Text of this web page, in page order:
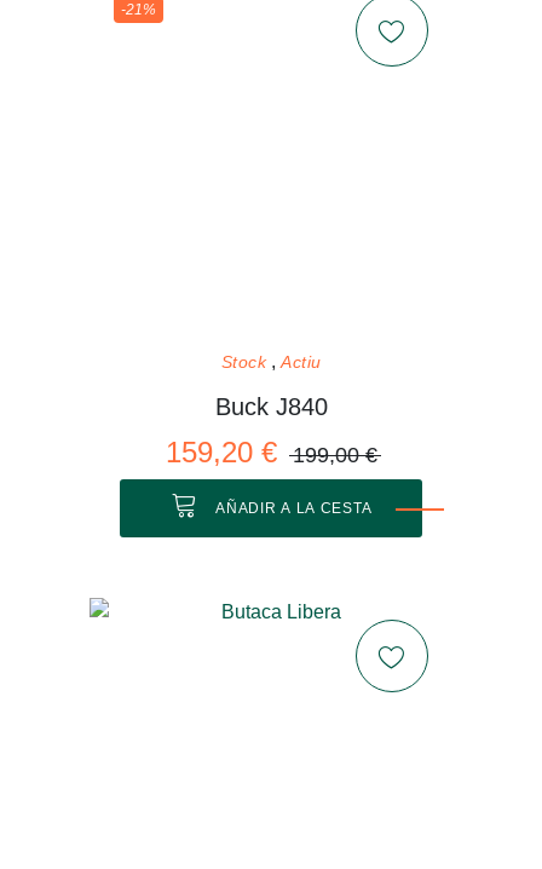
-21%
Stock Actiu
Buck J840
159,20 € 199,00 €
AÑADIR A LA CESTA